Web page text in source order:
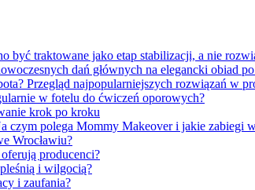
być traktowane jako etap stabilizacji, a nie
dań głównych na elegancki obiad
Przegląd najpopularniejszych rozwiązań w
w fotelu do ćwiczeń oporowych?
krok po kroku
czym polega Mommy Makeover i jakie zabiegi
Wrocławiu?
producenci?
i wilgocią?
i zaufania?